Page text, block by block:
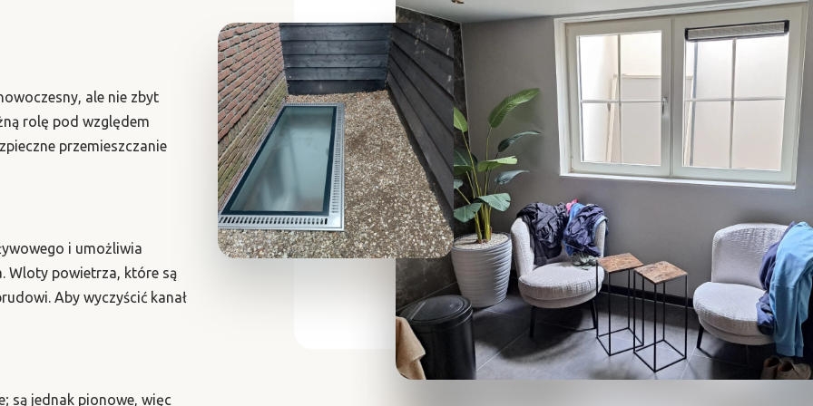
ale nie zbyt
rolę pod względem
przemieszczanie
i umożliwia
Wloty powietrza, które są
Aby wyczyścić kanał
są jednak pionowe, więc